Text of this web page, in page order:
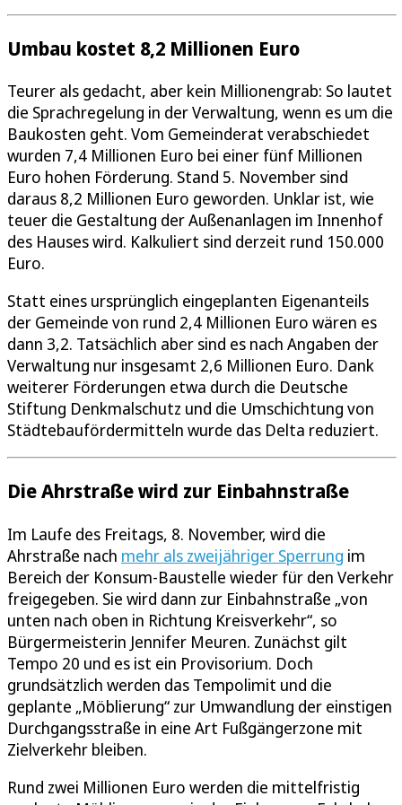
Umbau kostet 8,2 Millionen Euro
Teurer als gedacht, aber kein Millionengrab: So lautet
die Sprachregelung in der Verwaltung, wenn es um die
Baukosten geht. Vom Gemeinderat verabschiedet
wurden 7,4 Millionen Euro bei einer fünf Millionen
Euro hohen Förderung. Stand 5. November sind
daraus 8,2 Millionen Euro geworden. Unklar ist, wie
teuer die Gestaltung der Außenanlagen im Innenhof
des Hauses wird. Kalkuliert sind derzeit rund 150.000
Euro.
Statt eines ursprünglich eingeplanten Eigenanteils
der Gemeinde von rund 2,4 Millionen Euro wären es
dann 3,2. Tatsächlich aber sind es nach Angaben der
Verwaltung nur insgesamt 2,6 Millionen Euro. Dank
weiterer Förderungen etwa durch die Deutsche
Stiftung Denkmalschutz und die Umschichtung von
Städtebaufördermitteln wurde das Delta reduziert.
Die Ahrstraße wird zur Einbahnstraße
Im Laufe des Freitags, 8. November, wird die
Ahrstraße nach mehr als zweijähriger Sperrung im
Bereich der Konsum-Baustelle wieder für den Verkehr
freigegeben. Sie wird dann zur Einbahnstraße „von
unten nach oben in Richtung Kreisverkehr“, so
Bürgermeisterin Jennifer Meuren. Zunächst gilt
Tempo 20 und es ist ein Provisorium. Doch
grundsätzlich werden das Tempolimit und die
geplante „Möblierung“ zur Umwandlung der einstigen
Durchgangsstraße in eine Art Fußgängerzone mit
Zielverkehr bleiben.
Rund zwei Millionen Euro werden die mittelfristig